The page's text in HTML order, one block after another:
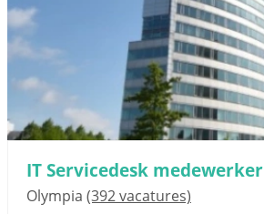
IT Servicedesk medewerker
Olympia (392 vacatures)